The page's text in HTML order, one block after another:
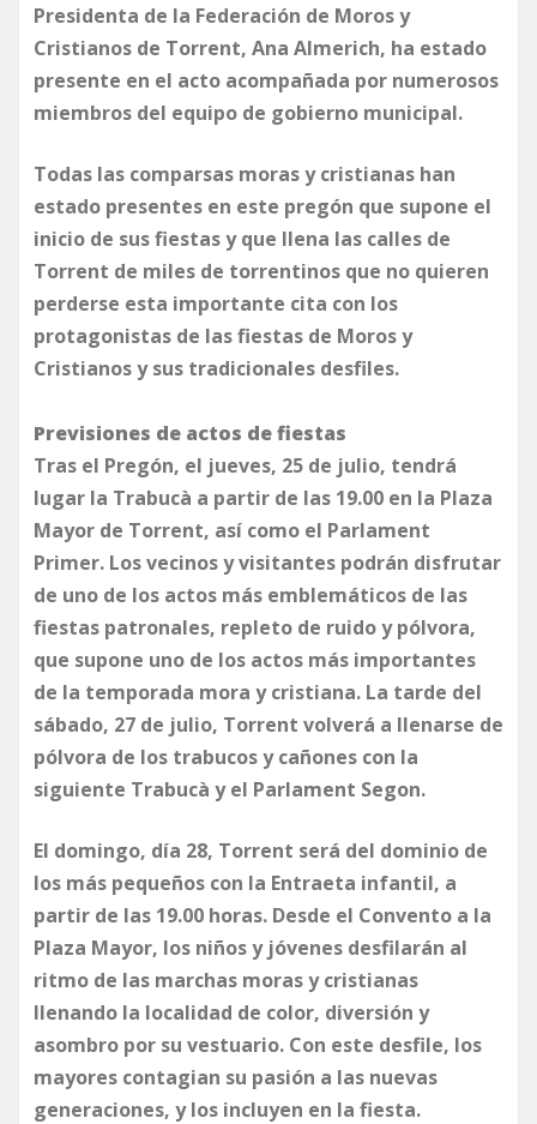
Presidenta de la Federación de Moros y
Cristianos de Torrent, Ana Almerich, ha estado
presente en el acto acompañada por numerosos
miembros del equipo de gobierno municipal.
​Todas las comparsas moras y cristianas han
estado presentes en este pregón que supone el
inicio de sus fiestas y que llena las calles de
Torrent de miles de torrentinos que no quieren
perderse esta importante cita con los
protagonistas de las fiestas de Moros y
Cristianos y sus tradicionales desfiles.​
Previsiones de actos de fiestas
Tras el Pregón, el jueves, 25 de julio, tendrá
lugar la Trabucà a partir de las 19.00 en la Plaza
Mayor de Torrent, así como el Parlament
Primer. Los vecinos y visitantes podrán disfrutar
de uno de los actos más emblemáticos de las
fiestas patronales, repleto de ruido y pólvora,
que supone uno de los actos más importantes
de la temporada mora y cristiana. La tarde del
sábado, 27 de julio, Torrent volverá a llenarse de
pólvora de los trabucos y cañones con la
siguiente Trabucà y el Parlament Segon.
​El domingo, día 28, Torrent será del dominio de
los más pequeños con la Entraeta infantil, a
partir de las 19.00 horas. Desde el Convento a la
Plaza Mayor, los niños y jóvenes desfilarán al
ritmo de las marchas moras y cristianas
llenando la localidad de color, diversión y
asombro por su vestuario. Con este desfile, los
mayores contagian su pasión a las nuevas
generaciones, y los incluyen en la fiesta.